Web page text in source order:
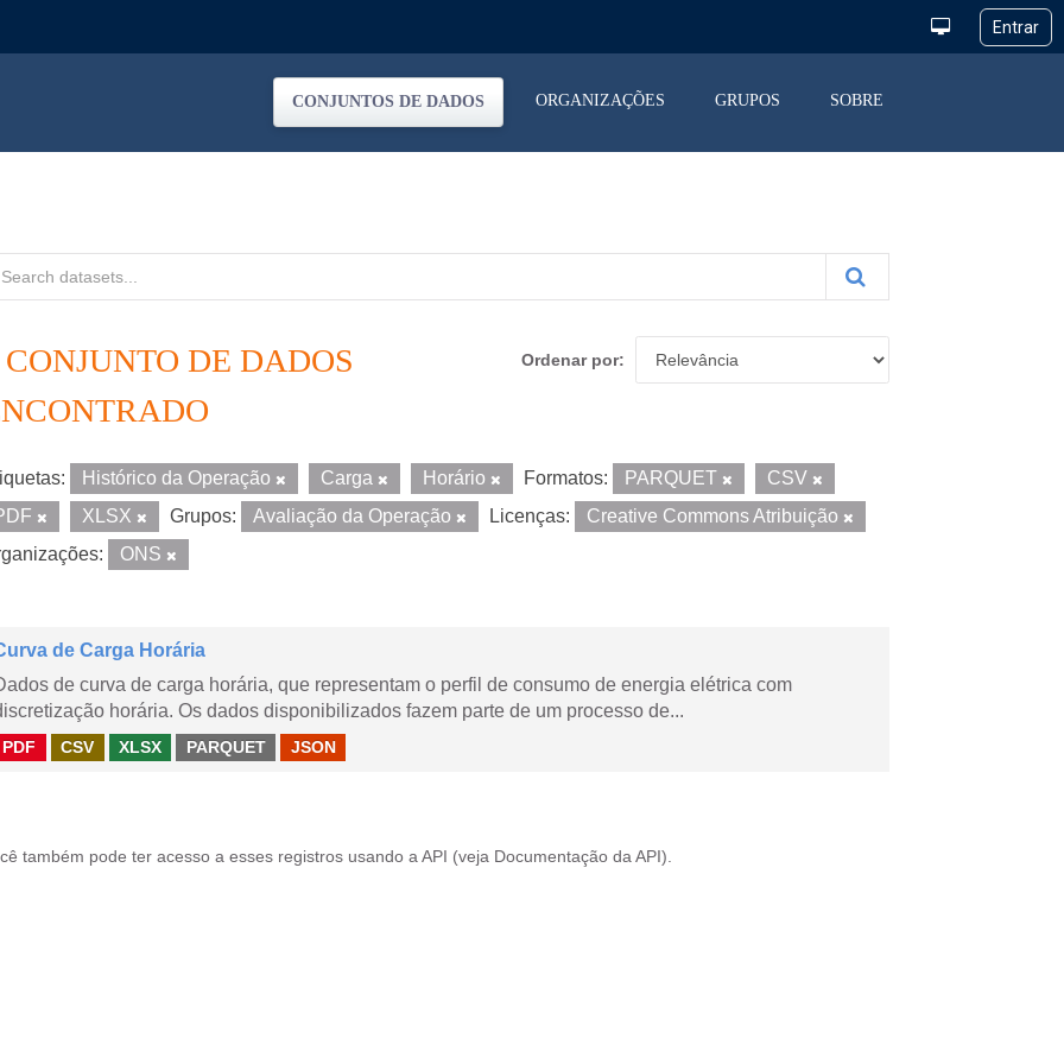
CONJUNTOS DE DADOS ORGANIZAÇÕES GRUPOS SOBRE
Ordenar por
CONJUNTO DE DADOS
Histórico da Operação Carga Horário Formatos: PARQUET
CSV
XLSX Grupos: Avaliação da Operação Licenças:
Creative Commons Atribuição
ONS
de Carga Horária
de curva de carga horária, que representam o perfil de consumo de energia elétrica com
horária. Os dados disponibilizados fazem parte de um processo de...
PDF CSV XLSX PARQUET JSON
também pode ter acesso a esses registros usando a API (veja Documentação da API ).